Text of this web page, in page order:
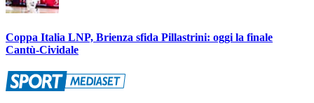
Coppa Italia LNP, Brienza sfida Pillastrini: oggi la finale
Cantù-Cividale